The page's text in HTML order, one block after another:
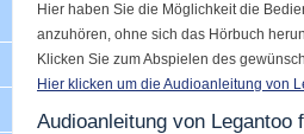
Hier haben Sie die Möglichkeit die
anzuhören, ohne sich das Hörbuch
Klicken Sie zum Abspielen des
Hier klicken um die Audioanleitung von
Audioanleitung von Legantoo